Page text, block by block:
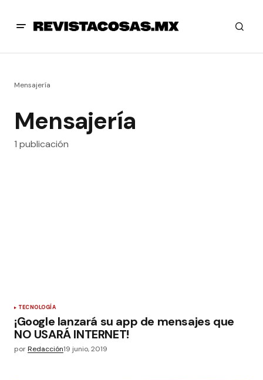
Mensajería
Mensajería
1 publicación
TECNOLOGÍA
¡Google lanzará su app de mensajes que
NO USARÁ INTERNET!
porRedacción19 junio, 2019